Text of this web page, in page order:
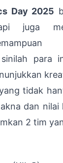
Day 2025
juga
para
tidak
dan nilai
2 tim